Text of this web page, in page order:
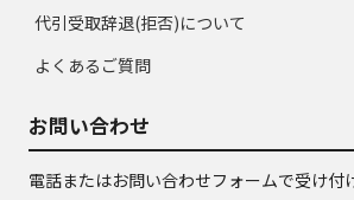
代引受取辞退(拒否)について
よくあるご質問
お問い合わせ
電話またはお問い合わせフォームで受け付